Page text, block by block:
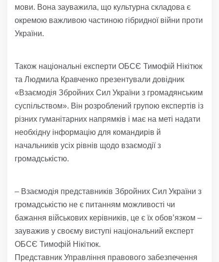
мови. Вона зауважила, що культурна складова є
окремою важливою частиною гібридної війни проти
України.
Також національні експерти ОБСЄ Тимофій Нікітюк
та Людмила Кравченко презентували довідник
«Взаємодія Збройних Сил України з громадянським
суспільством». Він розроблений групою експертів із
різних гуманітарних напрямків і має на меті надати
необхідну інформацію для командирів й
начальників усіх рівнів щодо взаємодії з
громадськістю.
– Взаємодія представників Збройних Сил України з
громадськістю не є питанням можливості чи
бажання військових керівників, це є їх обов’язком –
зауважив у своєму виступі національний експерт
ОБСЄ Тимофій Нікітюк.
Представник Управління правового забезпечення